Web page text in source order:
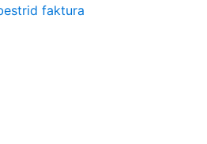
faktura